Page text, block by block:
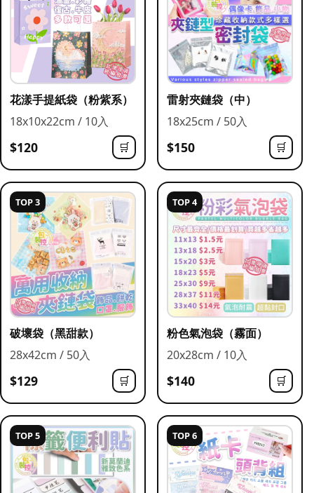
花漾手提紙袋（粉紫系）
18x10x22cm / 10入
$120 🛒
雷射夾鏈袋（中）
18x25cm / 50入
$150 🛒
TOP 3
破壞袋（黑甜款）
28x42cm / 50入
$129 🛒
TOP 4
粉色氣泡袋（霧面）
20x28cm / 10入
$140 🛒
TOP 5 TOP 6